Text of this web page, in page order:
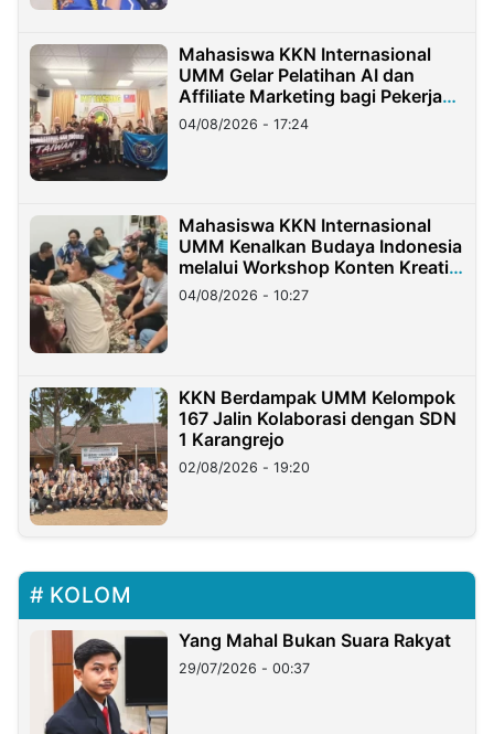
Mahasiswa KKN Internasional
UMM Gelar Pelatihan AI dan
Affiliate Marketing bagi Pekerja
Migran Indonesia di Taiwan
04/08/2026 - 17:24
Mahasiswa KKN Internasional
UMM Kenalkan Budaya Indonesia
melalui Workshop Konten Kreatif
di Taiwan
04/08/2026 - 10:27
KKN Berdampak UMM Kelompok
167 Jalin Kolaborasi dengan SDN
1 Karangrejo
02/08/2026 - 19:20
KOLOM
Yang Mahal Bukan Suara Rakyat
29/07/2026 - 00:37